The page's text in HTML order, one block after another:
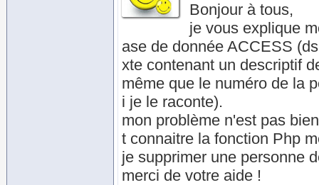
Bonjour à tous,
je vous explique
ase de donnée ACCESS
xte contenant un descriptif
même que le numéro de la
i je le raconte).
mon problème n'est pas
t connaitre la fonction Php
je supprimer une personne
merci de votre aide !